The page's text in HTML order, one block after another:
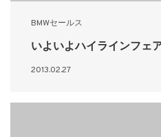
BMWセールス
いよいよハイラインフェ
2013.02.27